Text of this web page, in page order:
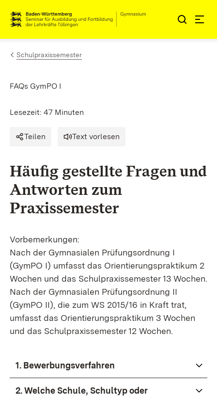
Zum Inhalt springen
Link zur Startseite
Schulpraxissemester
FAQs GymPO I
Lesezeit: 47 Minuten
Teilen Text vorlesen
Häufig gestellte Fragen und
Antworten zum
Praxissemester
Vorbemerkungen:
Nach der Gymnasialen Prüfungsordnung I
(GymPO I) umfasst das Orientierungspraktikum 2
Wochen und das Schulpraxissemester 13 Wochen.
Nach der Gymnasialen Prüfungsordnung II
(GymPO II), die zum WS 2015/16 in Kraft trat,
umfasst das Orientierungspraktikum 3 Wochen
und das Schulpraxissemester 12 Wochen.
1. Bewerbungsverfahren
2. Welche Schule, Schultyp oder